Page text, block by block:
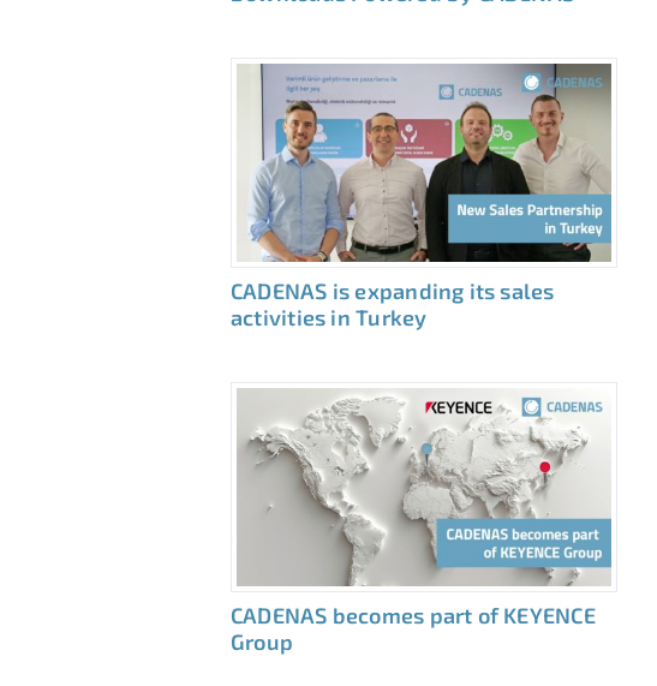
CADENAS is expanding its sales
activities in Turkey
CADENAS becomes part of KEYENCE
Group